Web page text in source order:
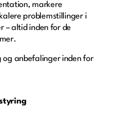
markere
problemstillinger i
– altid inden for de
og anbefalinger inden for